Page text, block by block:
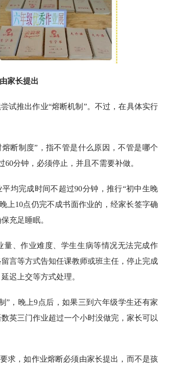
家长提出
试推出作业“熔断机制”。不过，在具体实行
断制度”，指不管是什么原因，不管是哪个
分钟，必须停止，并且不需要补做。
均完成时间不超过90分钟，推行“初中生晚
上10点仍完不成书面作业的，经家长签字确
充足睡眠。
、作业难度、学生生病等情况无法完成作
言等方式告知任课教师或班主任，停止完成
迟上交等方式处理。
”，晚上9点后，如果三到六年级学生还有家
英三门作业超过一个小时没做完，家长可以
求，如作业熔断必须由家长提出，而不是孩